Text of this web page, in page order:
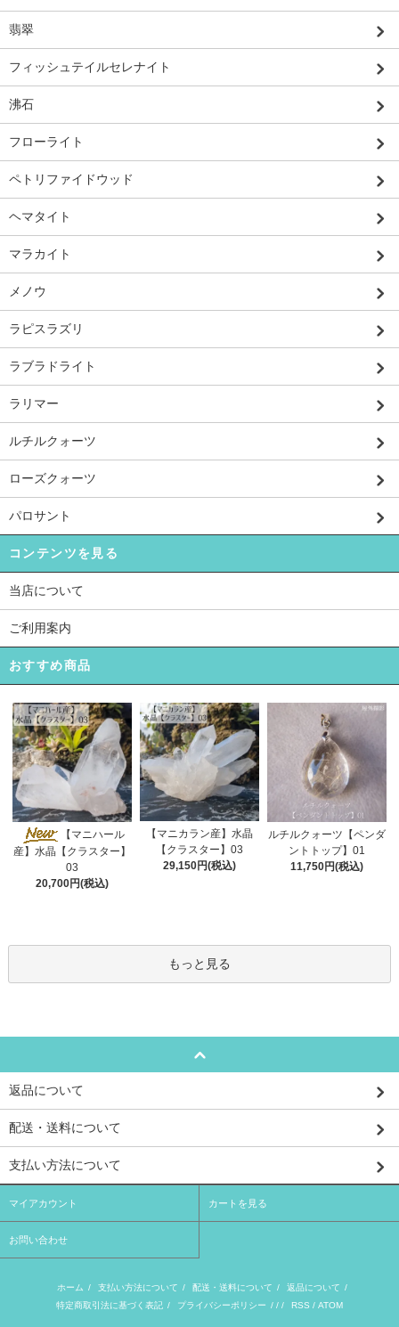
翡翠
フィッシュテイルセレナイト
沸石
フローライト
ペトリファイドウッド
ヘマタイト
マラカイト
メノウ
ラピスラズリ
ラブラドライト
ラリマー
ルチルクォーツ
ローズクォーツ
パロサント
コンテンツを見る
当店について
ご利用案内
おすすめ商品
【マニハール
産】水晶【クラスター】
03
20,700円(税込)
【マニカラン産】水晶
【クラスター】03
29,150円(税込)
ルチルクォーツ【ペンダ
ントトップ】01
11,750円(税込)
もっと見る
返品について
配送・送料について
支払い方法について
マイアカウント カートを見る
お問い合わせ
ホーム / 支払い方法について / 配送・送料について / 返品について /
特定商取引法に基づく表記 / プライバシーポリシー / / / RSS / ATOM